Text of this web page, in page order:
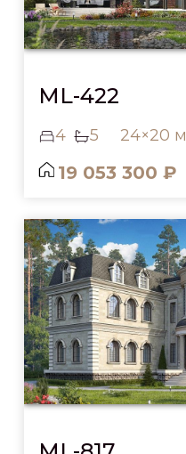
ML-422
4 5 24×20 м
19 053 300 ₽